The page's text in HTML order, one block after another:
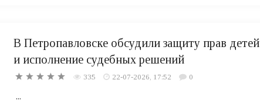
В Петропавловске обсудили защиту прав детей
и исполнение судебных решений
335 22-07-2026, 17:52 0
...